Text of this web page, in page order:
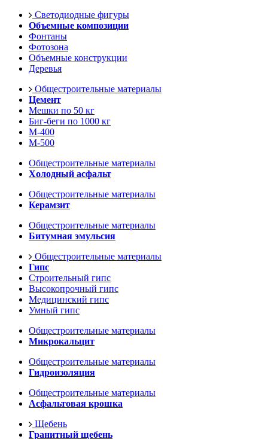
Светодиодные фигуры
Объемные композиции
Фонтаны
Фотозона
Объемные конструкции
Деревья
Общестроительные материалы
Цемент
Мешки по 50 кг
Биг-беги по 1000 кг
М-400
М-500
Общестроительные материалы
Холодный асфальт
Общестроительные материалы
Керамзит
Общестроительные материалы
Битумная эмульсия
Общестроительные материалы
Гипс
Строительный гипс
Высокопрочный гипс
Медицинский гипс
Умный гипс
Общестроительные материалы
Микрокальцит
Общестроительные материалы
Гидроизоляция
Общестроительные материалы
Асфальтовая крошка
Щебень
Гранитный щебень